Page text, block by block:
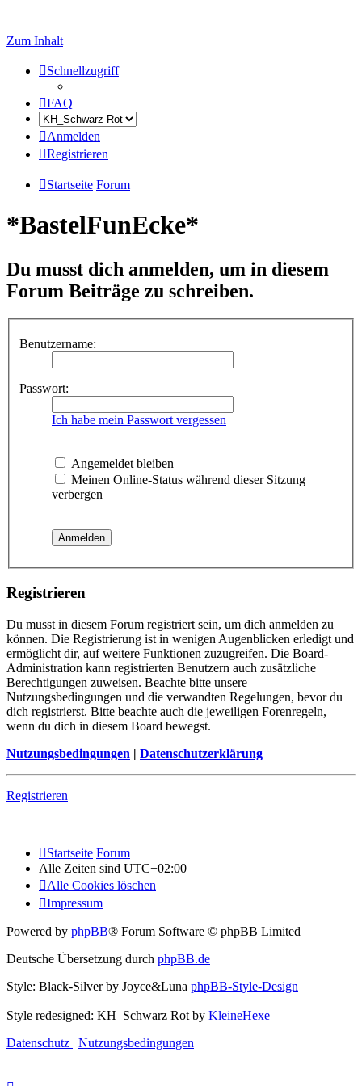
Zum Inhalt
Schnellzugriff
FAQ
Anmelden
Registrieren
Startseite Forum
*BastelFunEcke*
Du musst dich anmelden, um in diesem
Forum Beiträge zu schreiben.
Benutzername:
Passwort:
Ich habe mein Passwort vergessen
Angemeldet bleiben
Meinen Online-Status während dieser Sitzung
verbergen
Registrieren
Du musst in diesem Forum registriert sein, um dich anmelden zu
können. Die Registrierung ist in wenigen Augenblicken erledigt und
ermöglicht dir, auf weitere Funktionen zuzugreifen. Die Board-
Administration kann registrierten Benutzern auch zusätzliche
Berechtigungen zuweisen. Beachte bitte unsere
Nutzungsbedingungen und die verwandten Regelungen, bevor du
dich registrierst. Bitte beachte auch die jeweiligen Forenregeln,
wenn du dich in diesem Board bewegst.
Nutzungsbedingungen | Datenschutzerklärung
Registrieren
Startseite Forum
Alle Zeiten sind UTC+02:00
Alle Cookies löschen
Impressum
Powered by phpBB® Forum Software © phpBB Limited
Deutsche Übersetzung durch phpBB.de
Style: Black-Silver by Joyce&Luna phpBB-Style-Design
Style redesigned: KH_Schwarz Rot by KleineHexe
Datenschutz | Nutzungsbedingungen